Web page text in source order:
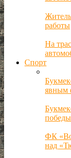
работы
На
Спорт
явным
ФК
над